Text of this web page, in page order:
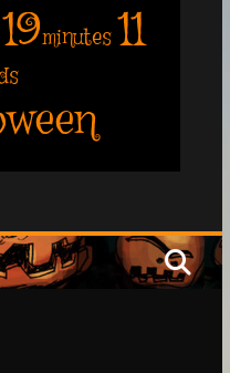
19minutes 11